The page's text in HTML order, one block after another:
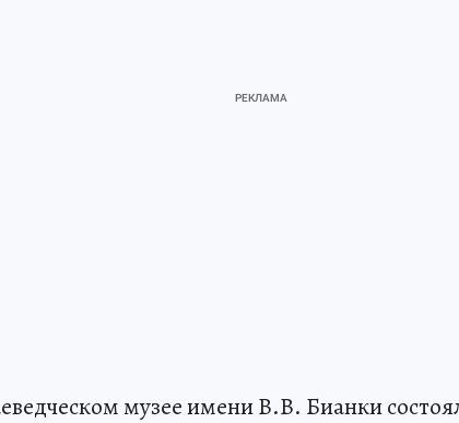
музее имени В.В. Бианки